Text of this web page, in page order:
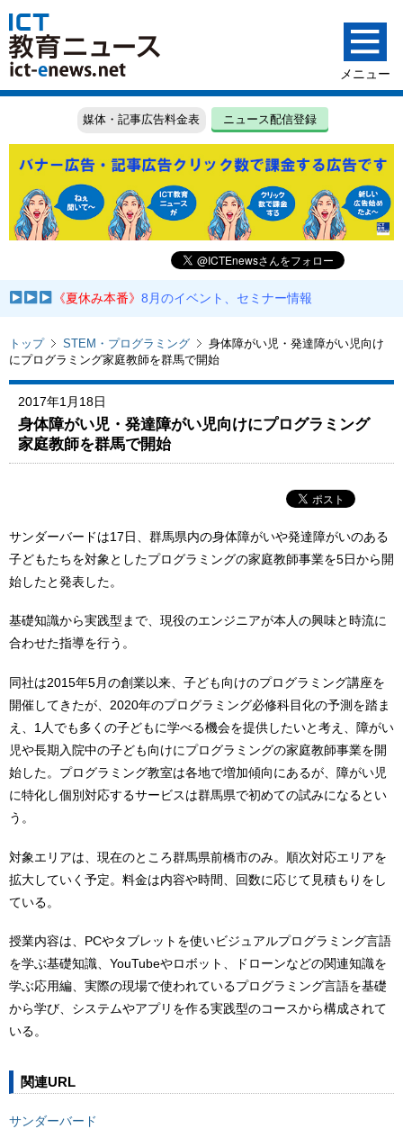
媒体・記事広告料金表 ニュース配信登録
《夏休み本番》8月のイベント、セミナー情報
トップ STEM・プログラミング
身体障がい児・発達障がい児向け
にプログラミング家庭教師を群馬で開始
2017年1月18日
身体障がい児・発達障がい児向けにプログラミング
家庭教師を群馬で開始
サンダーバードは17日、群馬県内の身体障がいや発達障がいのある
子どもたちを対象としたプログラミングの家庭教師事業を5日から開
始したと発表した。
基礎知識から実践型まで、現役のエンジニアが本人の興味と時流に
合わせた指導を行う。
同社は2015年5月の創業以来、子ども向けのプログラミング講座を
開催してきたが、2020年のプログラミング必修科目化の予測を踏ま
え、1人でも多くの子どもに学べる機会を提供したいと考え、障がい
児や長期入院中の子ども向けにプログラミングの家庭教師事業を開
始した。プログラミング教室は各地で増加傾向にあるが、障がい児
に特化し個別対応するサービスは群馬県で初めての試みになるとい
う。
対象エリアは、現在のところ群馬県前橋市のみ。順次対応エリアを
拡大していく予定。料金は内容や時間、回数に応じて見積もりをし
ている。
授業内容は、PCやタブレットを使いビジュアルプログラミング言語
を学ぶ基礎知識、YouTubeやロボット、ドローンなどの関連知識を
学ぶ応用編、実際の現場で使われているプログラミング言語を基礎
から学び、システムやアプリを作る実践型のコースから構成されて
いる。
関連URL
サンダーバード